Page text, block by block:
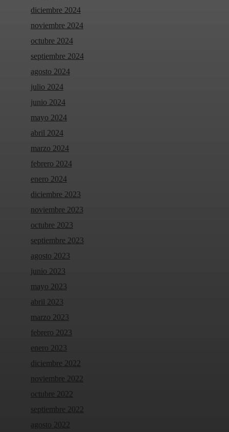
diciembre 2024
noviembre 2024
octubre 2024
septiembre 2024
agosto 2024
julio 2024
junio 2024
mayo 2024
abril 2024
marzo 2024
febrero 2024
enero 2024
diciembre 2023
noviembre 2023
octubre 2023
septiembre 2023
agosto 2023
junio 2023
mayo 2023
abril 2023
marzo 2023
febrero 2023
enero 2023
diciembre 2022
noviembre 2022
octubre 2022
septiembre 2022
agosto 2022